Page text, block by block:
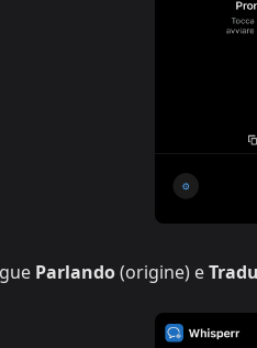
Parlando(origine) e